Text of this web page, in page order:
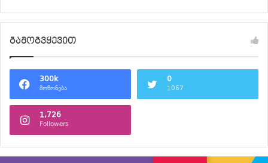
გამოგვყევით
300k
მოწონება
0
1067
1,726
Followers